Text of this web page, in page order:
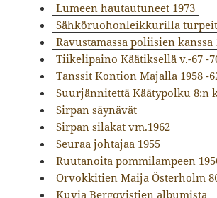
Lumeen hautautuneet 1973
Sähköruohonleikkurilla
Ravustamassa poliisien kanssa
Tiikelipaino Käätiksellä v.-67 -
Tanssit Kontion Majalla 1958 -
Suurjännitettä Käätypolku 8:n
Sirpan säynävät
Sirpan silakat vm.1962
Seuraa johtajaa 1955
Ruutanoita pommilampeen
Orvokkitien Maija Österholm
Kuvia Bergqvistien albumista